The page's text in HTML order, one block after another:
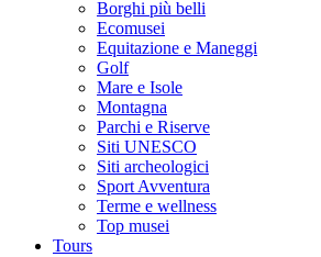
Borghi più belli
Ecomusei
Equitazione e Maneggi
Golf
Mare e Isole
Montagna
Parchi e Riserve
Siti UNESCO
Siti archeologici
Sport Avventura
Terme e wellness
Top musei
Tours